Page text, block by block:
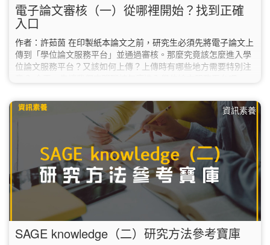
電子論文審核（一）從哪裡開始？找到正確
入口
作者：許茹茵 在印製紙本論文之前，研究生必須先將電子論文上
傳到「學位論文服務平台」並通過審核。那麼究竟該怎麼進入學
位論文服務平台？又該如何上傳？上傳時有哪些地方需要特別注
文服務平台」；或也可以直接輸入網址
「https://etds.lib.ntnu.edu.tw/」。 如果您目前人在海外，必須使
用VPN連線回臺灣後才可以正常進入學位論文服務平台喔！…
資訊素養
SAGE knowledge（二）研究方法參考寶庫